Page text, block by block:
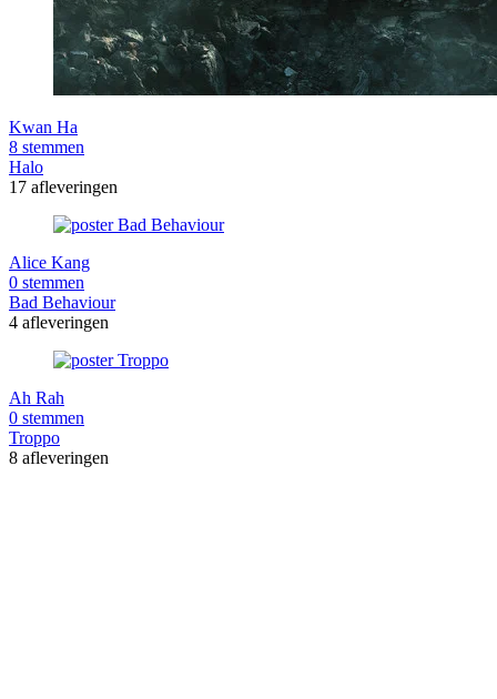
Kwan Ha
8 stemmen
Halo
17 afleveringen
Alice Kang
0 stemmen
Bad Behaviour
4 afleveringen
Ah Rah
0 stemmen
Troppo
8 afleveringen